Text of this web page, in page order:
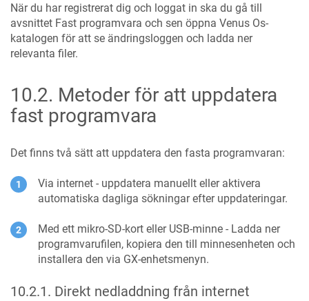
När du har registrerat dig och loggat in ska du gå till
avsnittet Fast programvara och sen öppna Venus Os-
katalogen för att se ändringsloggen och ladda ner
relevanta filer.
10.2. Metoder för att uppdatera
fast programvara
Det finns två sätt att uppdatera den fasta programvaran:
Via internet - uppdatera manuellt eller aktivera
automatiska dagliga sökningar efter uppdateringar.
Med ett mikro-SD-kort eller USB-minne - Ladda ner
programvarufilen, kopiera den till minnesenheten och
installera den via GX-enhetsmenyn.
10.2.1 . Direkt nedladdning från internet